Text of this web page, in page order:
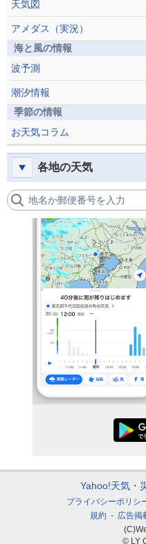
天気図
アメダス（実況）
海と風の情報
波予測
潮汐情報
季節の情報
お天気コラム
各地の天気
地名か郵便番号を入力
Yahoo!天気・
プライバシーポリシ
規約
広告掲
© LY